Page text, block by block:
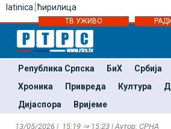
latinica ћирилица
ТВ УЖИВО
Република Српска БиХ Србија
Хроника
Привреда Култура
Дијаспора
Вријеме
13/05/2026 | 15:19 ⇒ 15:23 | Аутор: СРНА